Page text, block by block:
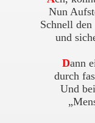
Nun
Schnell
und
Dann
durch
Und